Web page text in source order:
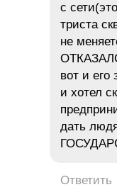
с
триста
не
вот и
и хотел
дать
Ответить